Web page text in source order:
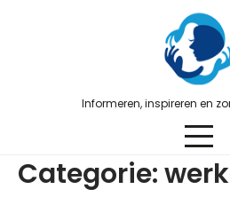
Informeren, inspireren en
Categorie: